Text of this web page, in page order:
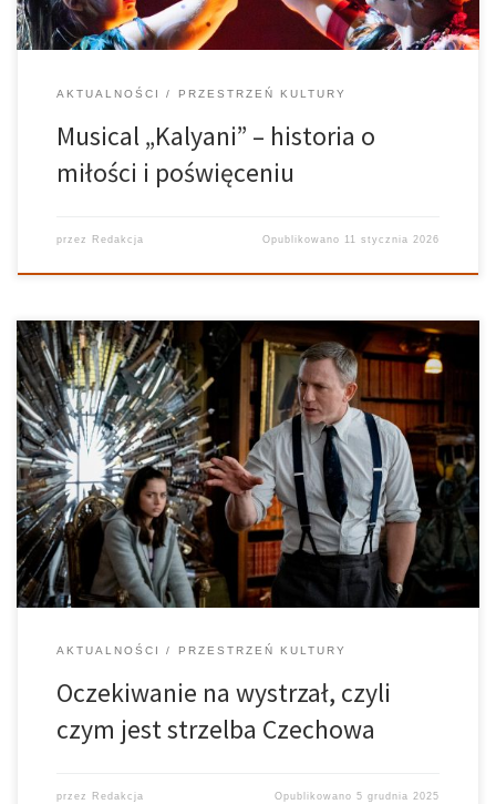
AKTUALNOŚCI PRZESTRZEŃ KULTURY
Musical „Kalyani” – historia o
miłości i poświęceniu
przez Redakcja Opublikowano 11 stycznia 2026
Strzelba Czechowa jest techniką narracyjną, która jest
nieodłącznym elementem kinematografii. Dzięki niej niewinny
przedmiot może okazać się narzędziem zbrodni albo kluczem do
rozwiązania pewnej intrygi. W tym artykule spróbuję wytłumaczyć,
jak ten prosty mechanizm może budować suspens i dlaczego
warto […]
AKTUALNOŚCI PRZESTRZEŃ KULTURY
Oczekiwanie na wystrzał, czyli
czym jest strzelba Czechowa
przez Redakcja Opublikowano5 grudnia 2025